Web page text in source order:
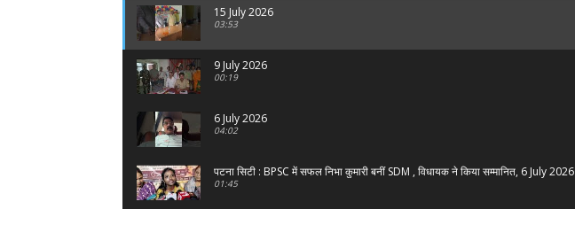
15 July 2026
03:53
9 July 2026
00:19
6 July 2026
04:02
पटना सिटी : BPSC में सफल निभा कुमारी बनीं SDM , विधायक ने किया सम्मानित, 6 July 2026
01:45